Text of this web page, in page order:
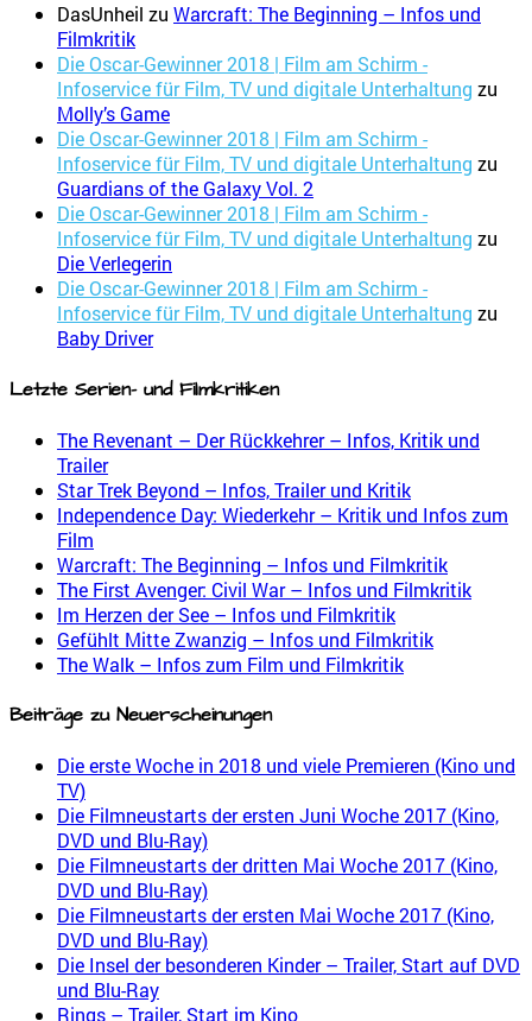
DasUnheil zu Warcraft: The Beginning – Infos und
Filmkritik
Die Oscar-Gewinner 2018 | Film am Schirm -
Infoservice für Film, TV und digitale Unterhaltung zu
Molly’s Game
Die Oscar-Gewinner 2018 | Film am Schirm -
Infoservice für Film, TV und digitale Unterhaltung zu
Guardians of the Galaxy Vol. 2
Die Oscar-Gewinner 2018 | Film am Schirm -
Infoservice für Film, TV und digitale Unterhaltung zu
Die Verlegerin
Die Oscar-Gewinner 2018 | Film am Schirm -
Infoservice für Film, TV und digitale Unterhaltung zu
Baby Driver
Letzte Serien- und Filmkritiken
The Revenant – Der Rückkehrer – Infos, Kritik und
Trailer
Star Trek Beyond – Infos, Trailer und Kritik
Independence Day: Wiederkehr – Kritik und Infos zum
Film
Warcraft: The Beginning – Infos und Filmkritik
The First Avenger: Civil War – Infos und Filmkritik
Im Herzen der See – Infos und Filmkritik
Gefühlt Mitte Zwanzig – Infos und Filmkritik
The Walk – Infos zum Film und Filmkritik
Beiträge zu Neuerscheinungen
Die erste Woche in 2018 und viele Premieren (Kino und
TV)
Die Filmneustarts der ersten Juni Woche 2017 (Kino,
DVD und Blu-Ray)
Die Filmneustarts der dritten Mai Woche 2017 (Kino,
DVD und Blu-Ray)
Die Filmneustarts der ersten Mai Woche 2017 (Kino,
DVD und Blu-Ray)
Die Insel der besonderen Kinder – Trailer, Start auf DVD
und Blu-Ray
Rings – Trailer, Start im Kino